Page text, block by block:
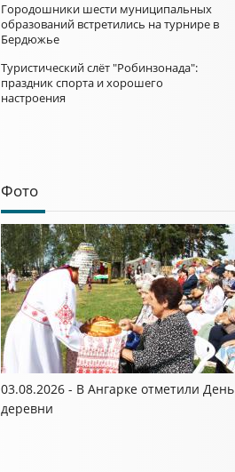
Городошники шести муниципальных
образований встретились на турнире в
Бердюжье
Туристический слёт "Робинзонада":
праздник спорта и хорошего
настроения
Фото
03.08.2026 - В Ангарке отметили День
деревни